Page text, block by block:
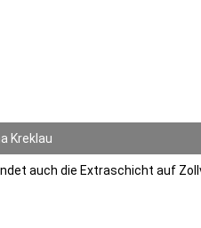
Kreklau
auch die Extraschicht auf